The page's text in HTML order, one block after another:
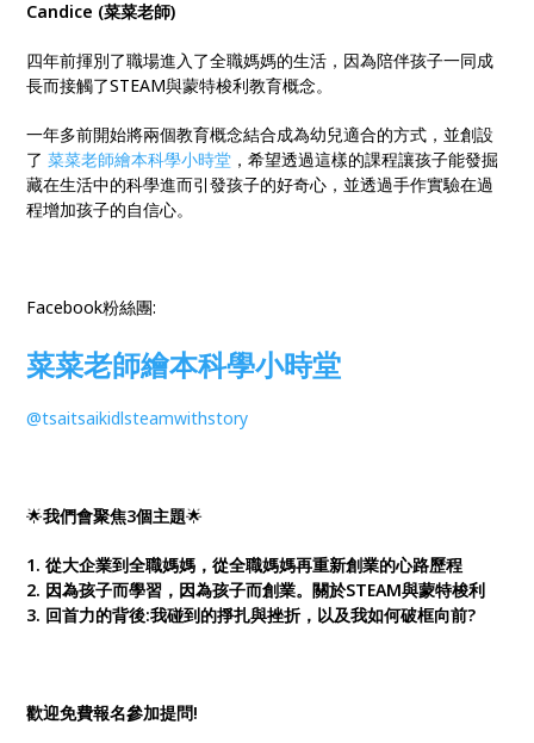
Candice (菜菜老師)
四年前揮別了職場進入了全職媽媽的生活，因為陪伴孩子一同成
長而接觸了STEAM與蒙特梭利教育概念。
一年多前開始將兩個教育概念結合成為幼兒適合的方式，並創設
了菜菜老師繪本科學小時堂 ，希望透過這樣的課程讓孩子能發掘
藏在生活中的科學進而引發孩子的好奇心，並透過手作實驗在過
程增加孩子的自信心。
Facebook粉絲團:
菜菜老師繪本科學小時堂
@tsaitsaikidlsteamwithstory
🌟我們會聚焦3個主題🌟
1. 從大企業到全職媽媽，從全職媽媽再重新創業的心路歷程
2. 因為孩子而學習，因為孩子而創業。關於STEAM與蒙特梭利
3. 回首力的背後:我碰到的掙扎與挫折，以及我如何破框向前?
歡迎免費報名參加提問!